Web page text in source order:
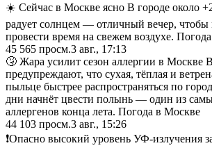
☀️ Сейчас в Москве ясно В городе около
радует солнцем — отличный вечер, чтобы
провести время на свежем воздухе.
45 565 просм.3 авг., 17:13
🤧 Жара усилит сезон аллергии в Москве
предупреждают, что сухая, тёплая и
пыльце быстрее распространяться по
дни начнёт цвести полынь — один из
аллергенов конца лета. Погода в Москве
44 103 просм.3 авг., 15:26
❗️Опасно высокий уровень УФ-излучения